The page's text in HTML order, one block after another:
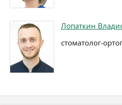
Лопаткин
стоматолог-